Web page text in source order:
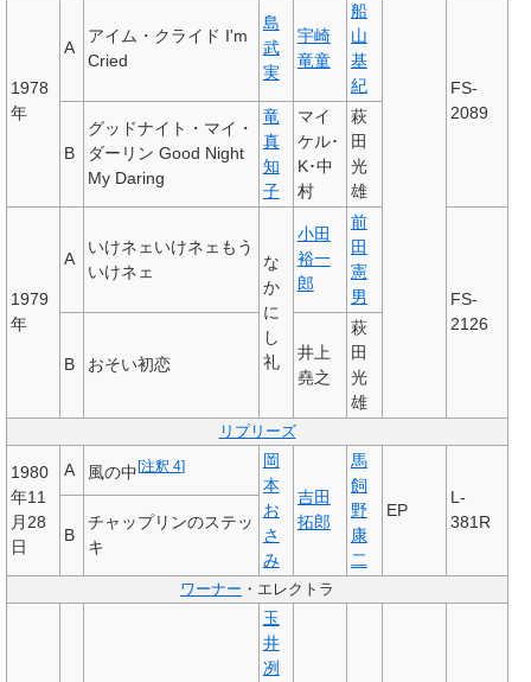
1978
年
A
アイム・クライド I'm
Cried
島
武
実
宇崎
竜童
船
山
基
紀
FS-
2089
B
グッドナイト・マイ・
ダーリン Good Night
My Daring
竜
真
知
子
マイ
ケル･
K･中
村
萩
田
光
雄
1979
年
A
いけネェいけネェもう
いけネェ
な
か
に
し
礼
小田
裕一
郎
前
田
憲
男
FS-
2126
B おそい初恋
井上
堯之
萩
田
光
雄
リプリーズ
1980
年11
月28
日
A 風の中 [注釈 4]
岡
本
お
さ
み
吉田
拓郎
馬
飼
野
康
二
EP
L-
381R
B
チャップリンのステッ
キ
ワーナー ・エレクトラ
玉
井
冽